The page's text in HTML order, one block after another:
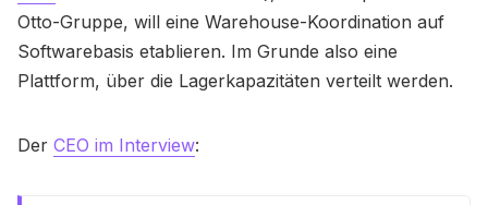
Otto-Gruppe, will eine Warehouse-Koordination auf
Softwarebasis etablieren. Im Grunde also eine
Plattform, über die Lagerkapazitäten verteilt werden.
Der CEO im Interview: